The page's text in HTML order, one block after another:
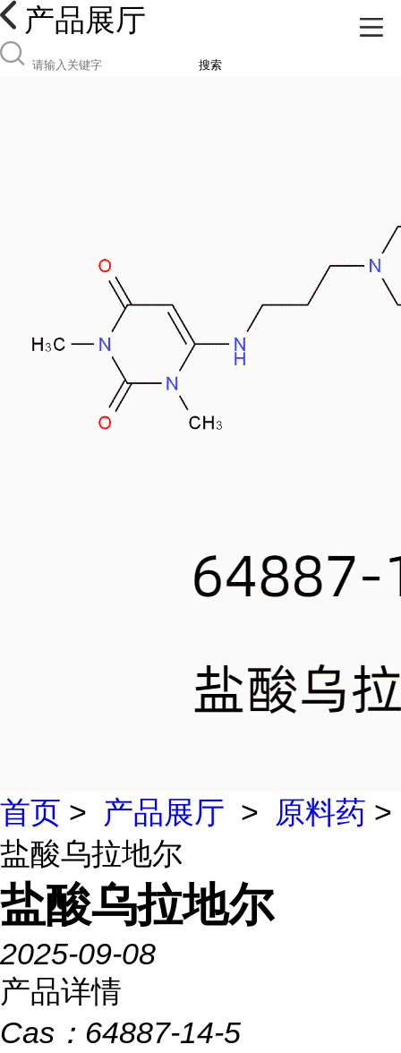
产品展厅
搜索
首页 > 产品展厅 > 原料药 >
盐酸乌拉地尔
盐酸乌拉地尔
2025-09-08
产品详情
Cas： 64887-14-5